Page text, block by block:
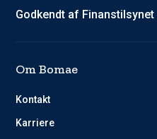
Godkendt af Finanstilsynet
Om Bomae
Kontakt
Karriere